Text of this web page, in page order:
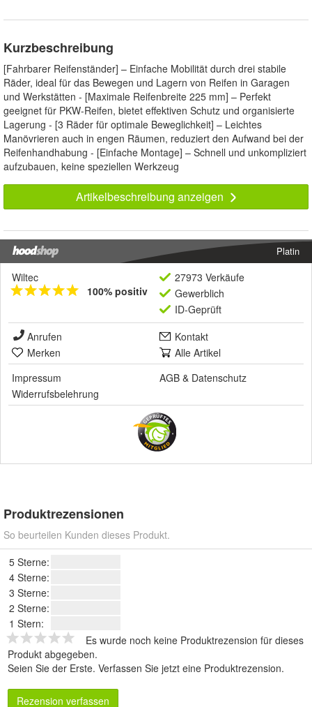
Kurzbeschreibung
[Fahrbarer Reifenständer] – Einfache Mobilität durch drei stabile
Räder, ideal für das Bewegen und Lagern von Reifen in Garagen
und Werkstätten - [Maximale Reifenbreite 225 mm] – Perfekt
geeignet für PKW-Reifen, bietet effektiven Schutz und organisierte
Lagerung - [3 Räder für optimale Beweglichkeit] – Leichtes
Manövrieren auch in engen Räumen, reduziert den Aufwand bei der
Reifenhandhabung - [Einfache Montage] – Schnell und unkompliziert
aufzubauen, keine speziellen Werkzeug
Artikelbeschreibung anzeigen
Platin
Wiltec
100% positiv
27973 Verkäufe
Gewerblich
ID-Geprüft
Anrufen
Kontakt
Merken
Alle Artikel
Impressum
AGB & Datenschutz
Widerrufsbelehrung
Produktrezensionen
So beurteilen Kunden dieses Produkt.
5 Sterne:
4 Sterne:
3 Sterne:
2 Sterne:
1 Stern:
Es wurde noch keine Produktrezension für dieses
Produkt abgegeben.
Seien Sie der Erste. Verfassen Sie jetzt eine Produktrezension.
Rezension verfassen